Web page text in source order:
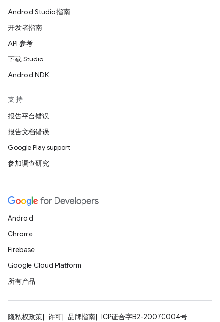
Android Studio 指南
开发者指南
API 参考
下载 Studio
Android NDK
支持
报告平台错误
报告文档错误
Google Play support
参加调查研究
Android
Chrome
Firebase
Google Cloud Platform
所有产品
隐私权政策 许可 品牌指南
ICP证合字B2-20070004号